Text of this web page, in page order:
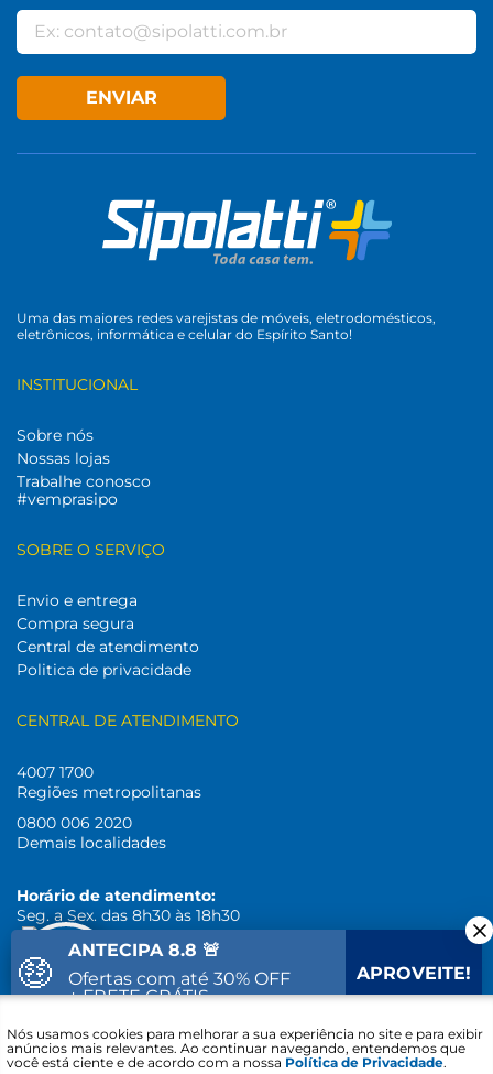
ENVIAR
Uma das maiores redes varejistas de móveis, eletrodomésticos,
eletrônicos, informática e celular do Espírito Santo!
INSTITUCIONAL
Sobre nós
Nossas lojas
Trabalhe conosco
#vemprasipo
SOBRE O SERVIÇO
Envio e entrega
Compra segura
Central de atendimento
Politica de privacidade
CENTRAL DE ATENDIMENTO
4007 1700
Regiões metropolitanas
0800 006 2020
Demais localidades
Horário de atendimento:
Seg. a Sex. das 8h30 às 18h30
SIGA-NOS
Nós usamos cookies para melhorar a sua experiência no site e para exibir
anúncios mais relevantes. Ao continuar navegando, entendemos que
você está ciente e de acordo com a nossa Política de Privacidade.
Fale com um
especialista
🤑
ANTECIPA 8.8 🚨
Ofertas com até 30% OFF
+ FRETE GRÁTIS
APROVEITE!
Vai acabar em: 27 48 49